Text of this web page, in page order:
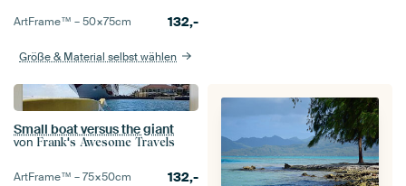
ArtFrame™ –50×75cm 132,-
Größe & Material selbst wählen
Small boat versus the giant
von Frank's Awesome Travels
ArtFrame™ –75×50cm 132,-